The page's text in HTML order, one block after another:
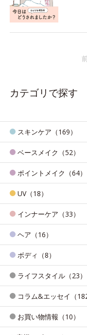
カテゴリで探す
スキンケア（169）
ベースメイク（52）
ポイントメイク（64）
UV（18）
インナーケア（33）
ヘア（16）
ボディ（8）
ライフスタイル（23）
コラム&エッセイ（182
お買い物情報（10）